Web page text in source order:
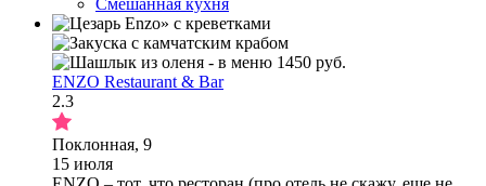
Смешанная кухня
ENZO Restaurant & Bar
2.3
Поклонная, 9
15 июля